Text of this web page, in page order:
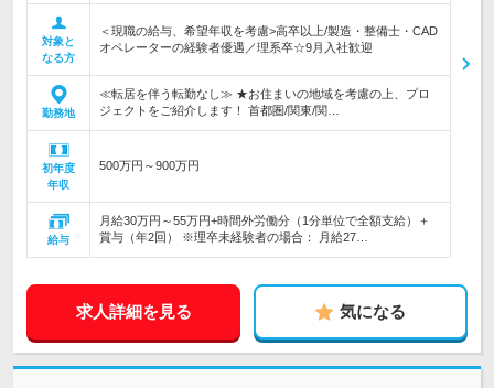
対象と
なる方
＜現職の給与、希望年収を考慮>高卒以上/製造・整備士・CAD
オペレーターの経験者優遇／理系卒☆9月入社歓迎
勤務地
≪転居を伴う転勤なし≫ ★お住まいの地域を考慮の上、プロ
ジェクトをご紹介します！ 首都圏/関東/関…
初年度
年収
500万円～900万円
給与
月給30万円～55万円+時間外労働分（1分単位で全額支給）＋
賞与（年2回） ※理卒未経験者の場合： 月給27…
求人詳細を見る 気になる